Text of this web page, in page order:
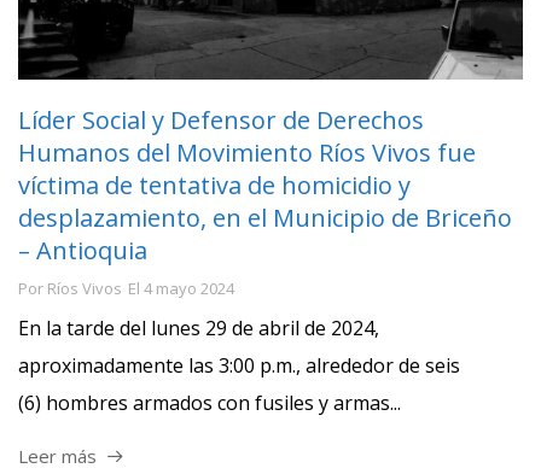
Líder Social y Defensor de Derechos
Humanos del Movimiento Ríos Vivos fue
víctima de tentativa de homicidio y
desplazamiento, en el Municipio de Briceño
– Antioquia
Por Ríos Vivos El 4 mayo 2024
En la tarde del lunes 29 de abril de 2024,
aproximadamente las 3:00 p.m., alrededor de seis
(6) hombres armados con fusiles y armas...
Leer más